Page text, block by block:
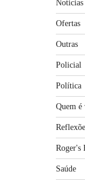
Ofertas
Outras
Policial
Política
Quem é
Roger's
Saúde